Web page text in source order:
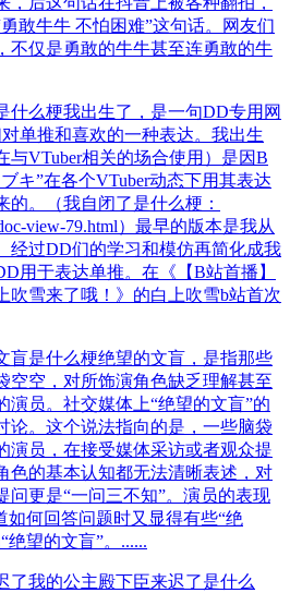
敢牛牛 不怕困难”这句话。网友们
不仅是勇敢的牛牛甚至连勇敢的牛
什么梗我出生了，是一句DD专用网
单推和喜欢的一种表达。我出生
与VTuber相关的场合使用）是因B
キ”在各个VTuber动态下用其表达
的。（我自闭了是什么梗：
view-79.html）最早的版本是我从
经过DD们的学习和模仿再简化成我
用于表达单推。在《【B站首播】
吹雪来了哦！》的白上吹雪b站首次
盲是什么梗绝望的文盲，是指那些
空空，对所饰演角色缺乏理解甚至
演员。社交媒体上“绝望的文盲”的
论。这个说法指向的是，一些脑袋
演员，在接受媒体采访或者观众提
色的基本认知都无法清晰表述，对
问更是“一问三不知”。演员的表现
如何回答问题时又显得有些“绝
绝望的文盲”。......
了我的公主殿下臣来迟了是什么